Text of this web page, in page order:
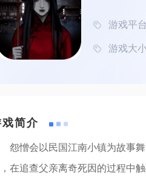
游戏平
游戏大
戏简介
怨憎会以民国江南小镇为故事
在追查父亲离奇死因的过程中